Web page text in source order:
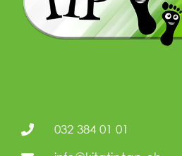
032 384 01 01